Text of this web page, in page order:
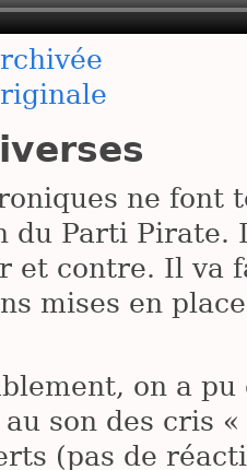
ne font
du Parti Pirate.
et contre. Il va
mises en
on a
son des cris
(pas de